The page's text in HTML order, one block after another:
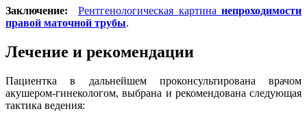
Заключение: Рентгенологическая картина непроходимости
правой маточной трубы.
Лечение и рекомендации
Пациентка в дальнейшем проконсультирована врачом
акушером-гинекологом, выбрана и рекомендована следующая
тактика ведения: